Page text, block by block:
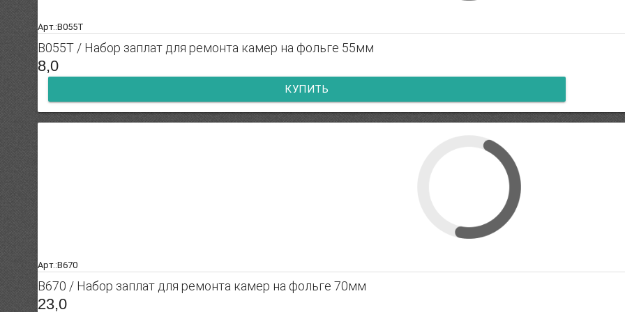
Арт.:B055T
B055T / Набор заплат для ремонта камер на фольге 55мм
8,0
КУПИТЬ
Арт.:B670
B670 / Набор заплат для ремонта камер на фольге 70мм
23,0